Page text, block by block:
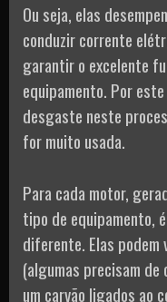
Ou seja, elas
conduzir corrente
garantir o excelente
equipamento. Por
desgaste neste
for muito usada.
Para cada motor,
tipo de equipamento,
diferente. Elas podem
(algumas precisam
um carvão ligados ao